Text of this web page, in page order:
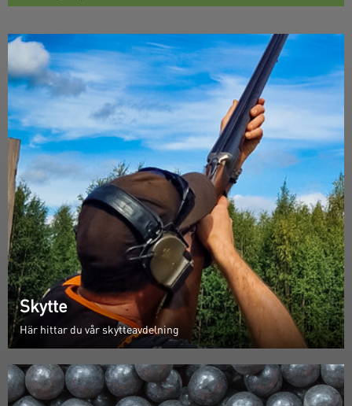
Skytte
Här hittar du vår skytteavdelning